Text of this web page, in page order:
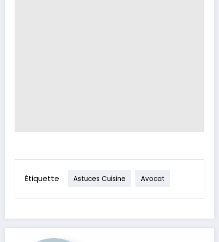
Étiquette Astuces Cuisine Avocat